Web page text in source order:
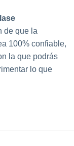
de que la
100% confiable,
la que podrás
lo que